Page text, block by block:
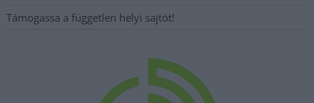
Támogassa a független helyi sajtót!